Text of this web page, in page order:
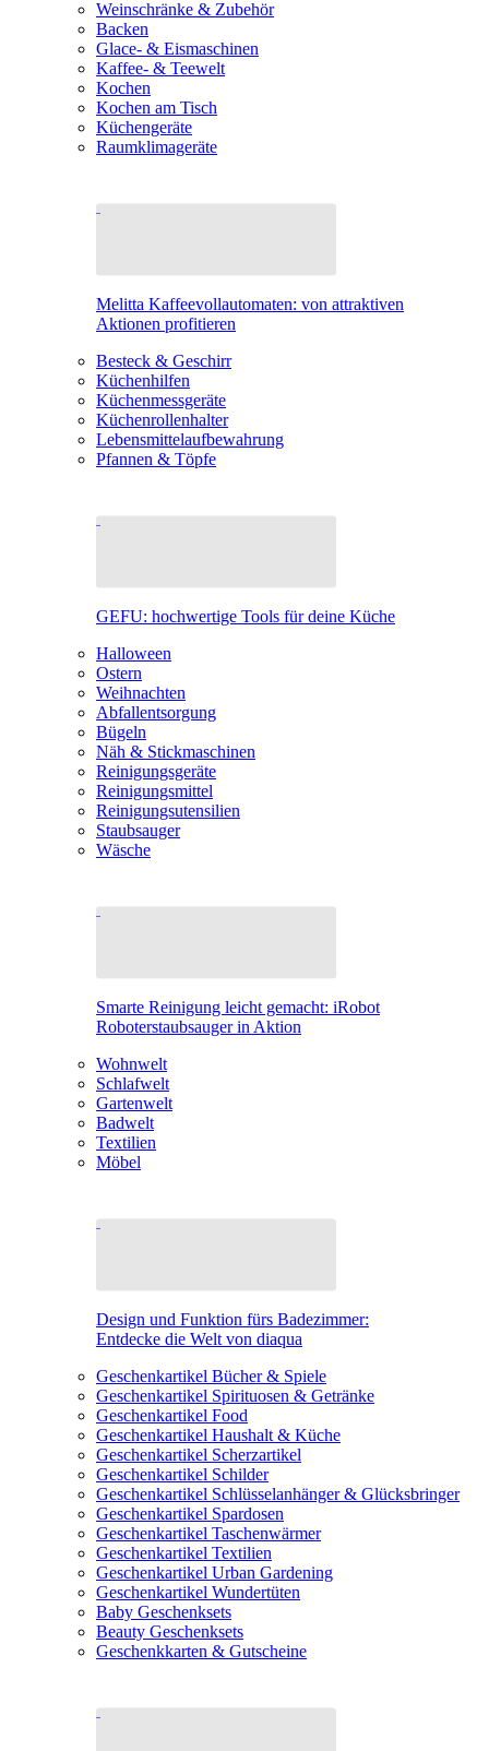
Weinschränke & Zubehör
Backen
Glace- & Eismaschinen
Kaffee- & Teewelt
Kochen
Kochen am Tisch
Küchengeräte
Raumklimageräte
Melitta Kaffeevollautomaten: von attraktiven
Aktionen profitieren
Besteck & Geschirr
Küchenhilfen
Küchenmessgeräte
Küchenrollenhalter
Lebensmittelaufbewahrung
Pfannen & Töpfe
GEFU: hochwertige Tools für deine Küche
Halloween
Ostern
Weihnachten
Abfallentsorgung
Bügeln
Näh & Stickmaschinen
Reinigungsgeräte
Reinigungsmittel
Reinigungsutensilien
Staubsauger
Wäsche
Smarte Reinigung leicht gemacht: iRobot
Roboterstaubsauger in Aktion
Wohnwelt
Schlafwelt
Gartenwelt
Badwelt
Textilien
Möbel
Design und Funktion fürs Badezimmer:
Entdecke die Welt von diaqua
Geschenkartikel Bücher & Spiele
Geschenkartikel Spirituosen & Getränke
Geschenkartikel Food
Geschenkartikel Haushalt & Küche
Geschenkartikel Scherzartikel
Geschenkartikel Schilder
Geschenkartikel Schlüsselanhänger & Glücksbringer
Geschenkartikel Spardosen
Geschenkartikel Taschenwärmer
Geschenkartikel Textilien
Geschenkartikel Urban Gardening
Geschenkartikel Wundertüten
Baby Geschenksets
Beauty Geschenksets
Geschenkkarten & Gutscheine